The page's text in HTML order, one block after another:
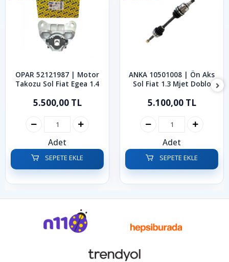
OPAR 52121987 | Motor
Takozu Sol Fiat Egea 1.4
5.500,00 TL
Adet
SEPETE EKLE
ANKA 10501008 | Ön Aks
Sol Fiat 1.3 Mjet Doblo
5.100,00 TL
Adet
SEPETE EKLE